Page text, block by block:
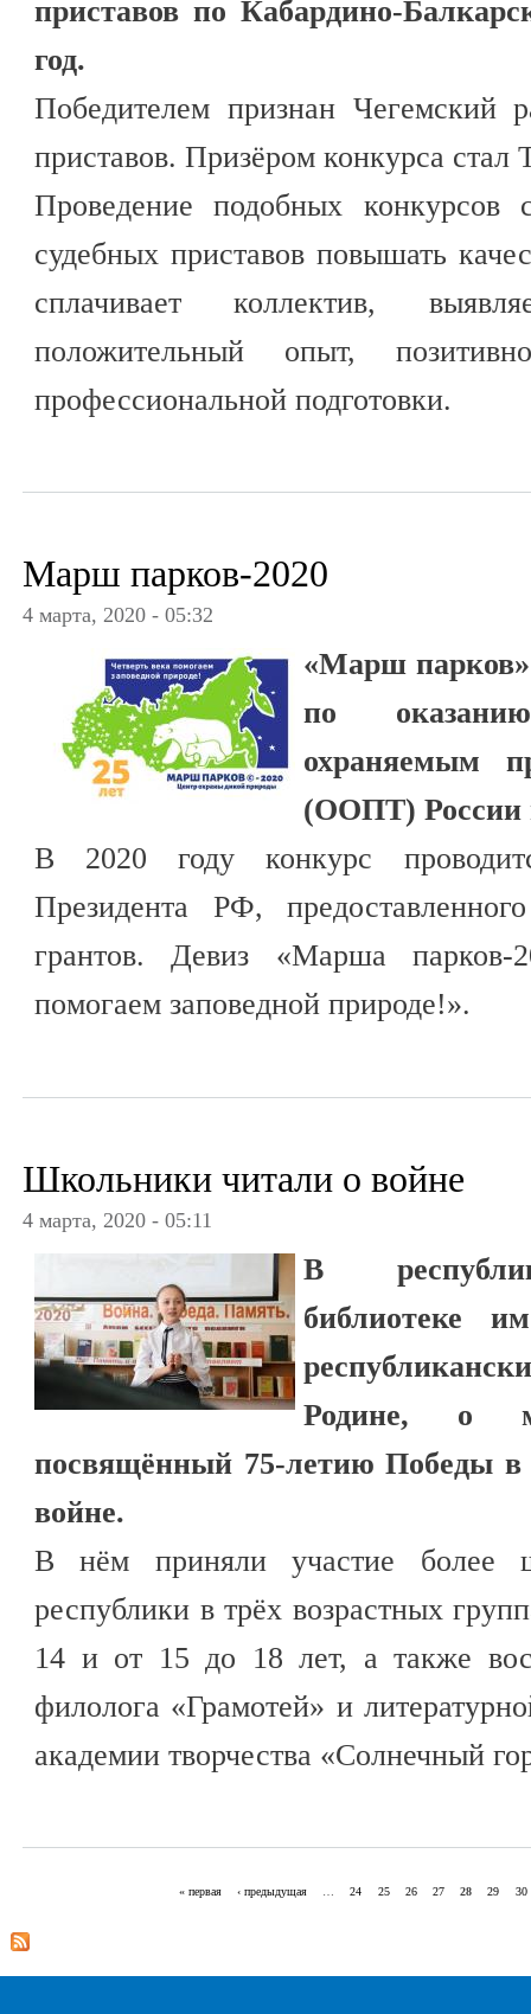
приставов по Кабардино-
год.
Победителем признан Чегемский
приставов. Призёром конкурса стал
Проведение подобных конкурсов
судебных приставов повышать
сплачивает коллектив,
положительный опыт,
профессиональной подготовки.
Марш парков-2020
4 марта, 2020 - 05:32
«Марш
по
охраняемым
(ООПТ) России
В 2020 году конкурс
Президента РФ,
грантов. Девиз «Марша парков-
помогаем заповедной природе!».
Школьники читали о войне
4 марта, 2020 - 05:11
В
библиотеке
Родине, о
посвящённый 75-летию Победы в
войне.
В нём приняли участие более
республики в трёх возрастных
14 и от 15 до 18 лет, а также
филолога «Грамотей» и
академии творчества «Солнечный
« первая ‹ предыдущая … 24 25 26 27 28 29 30